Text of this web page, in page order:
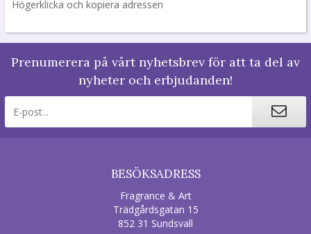
Högerklicka och kopiera adressen
Prenumerera på vårt nyhetsbrev för att ta del av
nyheter och erbjudanden!
BESÖKSADRESS
Fragrance & Art
Trädgårdsgatan 15
852 31 Sundsvall